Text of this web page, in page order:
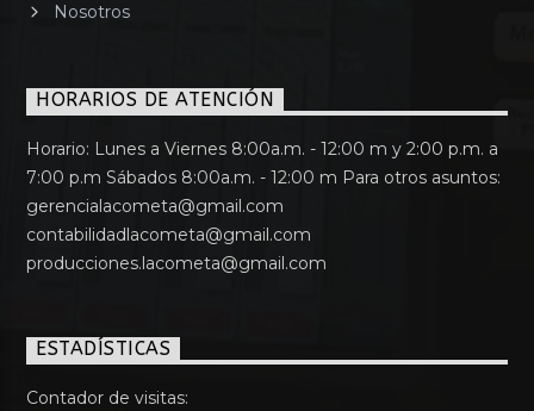
Nosotros
HORARIOS DE ATENCIÓN
Horario: Lunes a Viernes 8:00a.m. - 12:00 m y 2:00 p.m. a
7:00 p.m Sábados 8:00a.m. - 12:00 m Para otros asuntos:
gerencialacometa@gmail.com
contabilidadlacometa@gmail.com
producciones.lacometa@gmail.com
ESTADÍSTICAS
Contador de visitas: